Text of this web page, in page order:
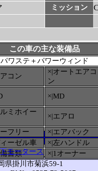
ミッション
この車の主な装備品
ワステ＋パワーウィンド
コン
×|オートエアコ
ン
×|MD
ミホイー
×|エアロ
フリー
×|エアバック
ーゼル車
×|左ハンドル
書類 ×|1オーナー
モータース
県掛川市菊浜59-1